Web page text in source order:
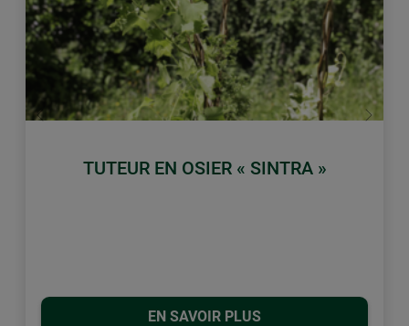
TUTEUR EN OSIER « SINTRA »
EN SAVOIR PLUS
retour